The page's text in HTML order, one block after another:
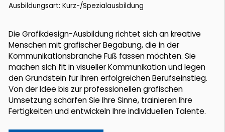
Ausbildungsart: Kurz-/Spezialausbildung
Die Grafikdesign-Ausbildung richtet sich an kreative
Menschen mit grafischer Begabung, die in der
Kommunikationsbranche Fuß fassen möchten. Sie
machen sich fit in visueller Kommunikation und legen
den Grundstein für Ihren erfolgreichen Berufseinstieg.
Von der Idee bis zur professionellen grafischen
Umsetzung schärfen Sie Ihre Sinne, trainieren Ihre
Fertigkeiten und entwickeln Ihre individuellen Talente.